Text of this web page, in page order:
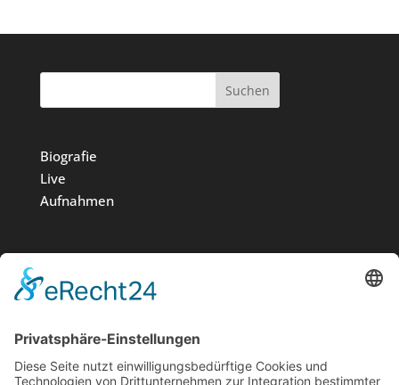
Suchen
Biografie
Live
Aufnahmen
Medien
News